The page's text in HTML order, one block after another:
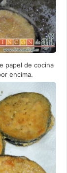
papel de cocina
encima.